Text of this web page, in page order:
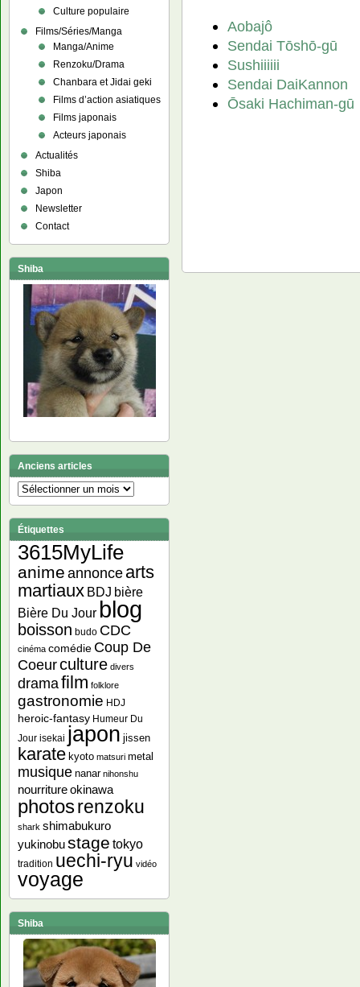
Aobajô
Sendai Tōshō-gū
Sushiiiiii
Sendai DaiKannon
Ōsaki Hachiman-gū
Culture populaire
Films/Séries/Manga
Manga/Anime
Renzoku/Drama
Chanbara et Jidai geki
Films d’action asiatiques
Films japonais
Acteurs japonais
Actualités
Shiba
Japon
Newsletter
Contact
Shiba
Anciens articles
Anciens
articles
Étiquettes
3615MyLife
anime annonce arts
martiaux BDJ bière
Bière Du Jour blog
boisson budo CDC
cinéma comédie Coup De
Coeurculture divers
dramafilm folklore
gastronomie HDJ
heroic-fantasy Humeur Du
Jour isekai japon jissen
karate kyoto matsuri metal
musique nanar nihonshu
nourritureokinawa
photosrenzoku
shark shimabukuro
yukinobustage tokyo
tradition uechi-ryu vidéo
voyage
Shiba